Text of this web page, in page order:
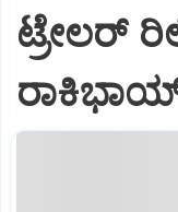
ಟ್ರೇಲರ್‌